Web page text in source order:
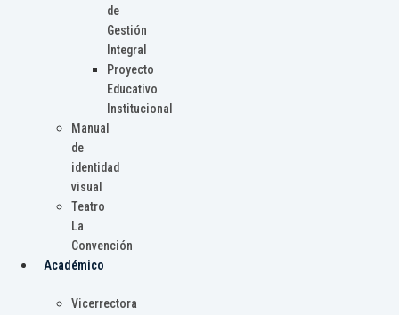
de
Gestión
Integral
Proyecto
Educativo
Institucional
Manual
de
identidad
visual
Teatro
La
Convención
Académico
Vicerrectora